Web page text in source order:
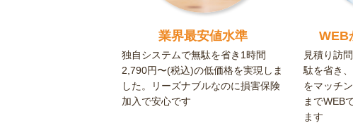
業界最安値水準
独自システムで無駄を省き1時間
2,790円〜(税込)の低価格を実現しま
した。リーズナブルなのに損害保険
加入で安心です
WEB
見積り訪
駄を省き
をマッチ
までWEB
ます